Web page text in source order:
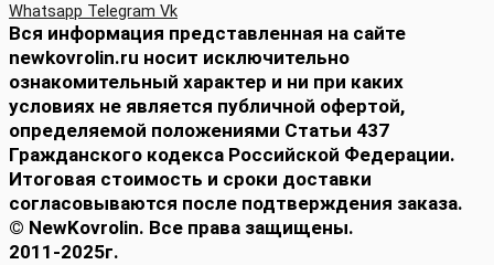
Whatsapp Telegram Vk
Вся информация представленная на сайте
newkovrolin.ru носит исключительно
ознакомительный характер и ни при каких
условиях не является публичной офертой,
определяемой положениями Статьи 437
Гражданского кодекса Российской Федерации.
Итоговая стоимость и сроки доставки
согласовываются после подтверждения заказа.
© NewKovrolin. Все права защищены.
2011-2025г.